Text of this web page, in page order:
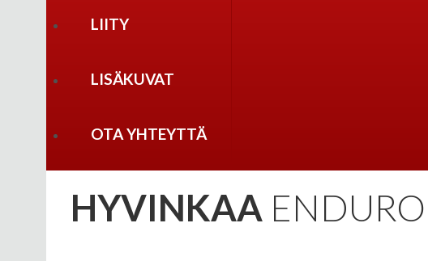
LIITY
LISÄKUVAT
OTA YHTEYTTÄ
HYVINKAA